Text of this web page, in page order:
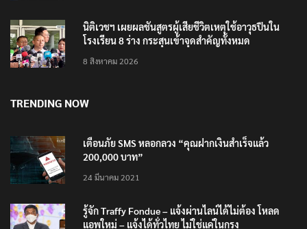
นิติเวชฯ เผยผลชันสูตรผู้เสียชีวิตเหตุใช้อาวุธปืนใน
โรงเรียน 8 ร่าง กระสุนเข้าจุดสำคัญทั้งหมด
8 สิงหาคม 2026
TRENDING NOW
เตือนภัย SMS หลอกลวง “คุณฝากเงินสำเร็จแล้ว
200,000 บาท”
24 มีนาคม 2021
รู้จัก Traffy Fondue – แจ้งผ่านไลน์ได้ไม่ต้อง โหลด
แอพใหม่ – แจ้งได้ทั่วไทย ไม่ใช่แค่ในกรุง